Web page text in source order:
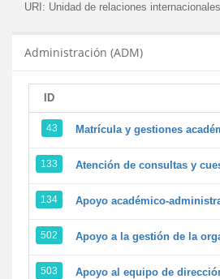
URI: Unidad de relaciones internacionales
Administración (ADM)
ID
43 Matrícula y gestiones
133 Atención de consultas y
134 Apoyo académico-
502 Apoyo a la gestión de la
503 Apoyo al equipo de